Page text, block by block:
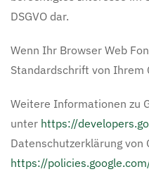
DSGVO dar.
Wenn Ihr Browser Web
Standardschrift von Ihrem
Weitere Informationen zu
unter https://
Datenschutzerklärung von
https://